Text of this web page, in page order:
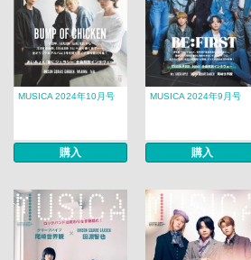
MUSICA 2024年10月号
購入
MUSICA 2024年9月号
購入